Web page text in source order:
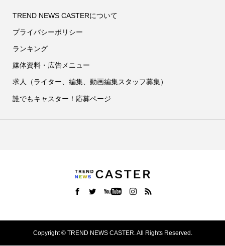
TREND NEWS CASTERについて
プライバシーポリシー
ランキング
媒体資料・広告メニュー
求人（ライター、編集、動画編集スタッフ募集）
誰でもキャスター！応募ページ
Copyright ©TREND NEWS CASTER. All Rights Reserved.